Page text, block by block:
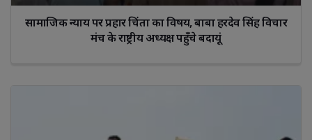
सामाजिक न्याय पर प्रहार चिंता का विषय, बाबा हरदेव सिंह विचार
मंच के राष्ट्रीय अध्यक्ष पहुँचे बदायूं